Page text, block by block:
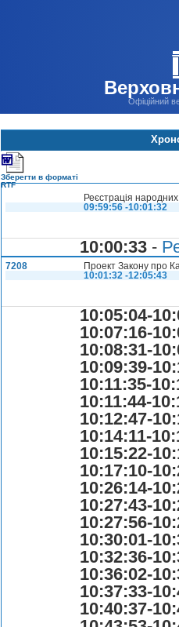
Офіційний
Зберегти в форматі
RTF
Реєстрація
09:59:56 -10:01:32
10:00:33 -
7208
Проект Закону про
10:01:32 -12:05:43
10:05:04-
10:07:16-
10:08:31-
10:09:39-
10:11:35-
10:11:44-
10:12:47-
10:14:11-
10:15:22-
10:17:10-
10:26:14-
10:27:43-
10:27:56-
10:30:01-
10:32:36-
10:36:02-
10:37:33-
10:40:37-